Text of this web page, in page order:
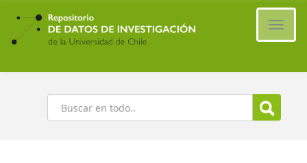
Ir
contenido
principal
Buscar